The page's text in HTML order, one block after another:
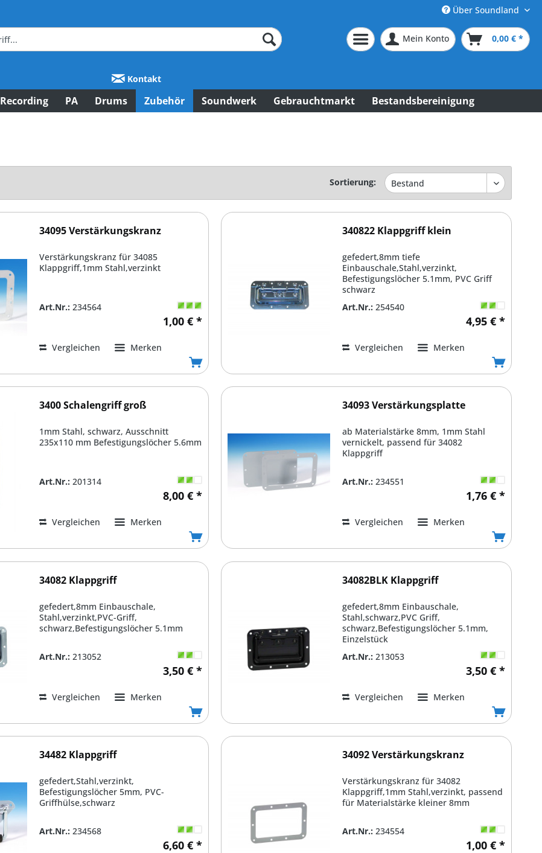
Über Soundland
Mein Konto 0,00 € *
Kontakt
Recording PA Drums Zubehör Soundwerk Gebrauchtmarkt Bestandsbereinigung
Sortierung:
34095 Verstärkungskranz
Verstärkungskranz für 34085
Klappgriff,1mm Stahl,verzinkt
Art.Nr.: 234564
1,00 € *
Vergleichen Merken
340822 Klappgriff klein
gefedert,8mm tiefe
Einbauschale,Stahl,verzinkt,
Befestigungslöcher 5.1mm, PVC Griff
schwarz
Art.Nr.: 254540
4,95 € *
Vergleichen Merken
3400 Schalengriff groß
1mm Stahl, schwarz, Ausschnitt
235x110 mm Befestigungslöcher 5.6mm
Art.Nr.: 201314
8,00 € *
Vergleichen Merken
34093 Verstärkungsplatte
ab Materialstärke 8mm, 1mm Stahl
vernickelt, passend für 34082
Klappgriff
Art.Nr.: 234551
1,76 € *
Vergleichen Merken
34082 Klappgriff
gefedert,8mm Einbauschale,
Stahl,verzinkt,PVC-Griff,
schwarz,Befestigungslöcher 5.1mm
Art.Nr.: 213052
3,50 € *
Vergleichen Merken
34082BLK Klappgriff
gefedert,8mm Einbauschale,
Stahl,schwarz,PVC Griff,
schwarz,Befestigungslöcher 5.1mm,
Einzelstück
Art.Nr.: 213053
3,50 € *
Vergleichen Merken
34482 Klappgriff
gefedert,Stahl,verzinkt,
Befestigungslöcher 5mm, PVC-
Griffhülse,schwarz
Art.Nr.: 234568
6,60 € *
34092 Verstärkungskranz
Verstärkungskranz für 34082
Klappgriff,1mm Stahl,verzinkt, passend
für Materialstärke kleiner 8mm
Art.Nr.: 234554
1,00 € *